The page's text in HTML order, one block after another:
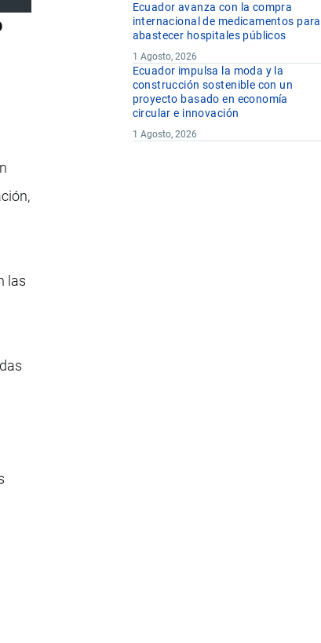
las
Ecuador avanza con la compra
internacional de medicamentos para
abastecer hospitales públicos
1 Agosto, 2026
Ecuador impulsa la moda y la
construcción sostenible con un
proyecto basado en economía
circular e innovación
1 Agosto, 2026